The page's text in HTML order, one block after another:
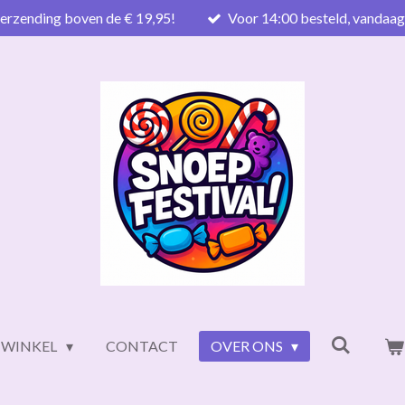
boven de € 19,95! Voor 14:00 besteld,
WINKEL CONTACT OVER ONS